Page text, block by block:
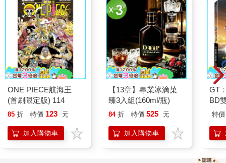
ONE PIECE航海王
(首刷限定版) 114
85 折 特價 123 元
加入購物車
【13章】專業冰滴菓
臻3入組(160ml/瓶)
84 折 特價 525 元
加入購物車
GT
BD
金)
特價